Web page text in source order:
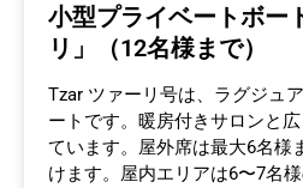
小型プライベートボー
リ」（12名様まで）
Tzar ツァーリ号は、ラグジュ
ートです。暖房付きサロンと
ています。屋外席は最大6名様
けます。屋内エリアは6〜7名